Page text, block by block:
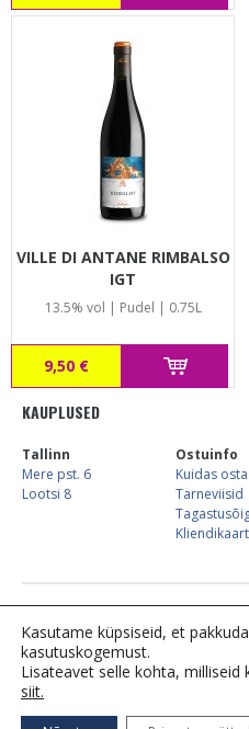
VILLE DI ANTANE RIMBALSO
IGT
13.5% vol | Pudel | 0.75L
9,50 €
KAUPLUSED
Tallinn
Mere pst. 6
Lootsi 8
Ostuinfo
Kuidas osta
Tarneviisid
Kliendikaart
E-kaupluse info: Tel. 683 7744,
kahjustada teie
Kasutame küpsiseid, et
kasutuskogemust.
Lisateavet selle kohta, milliseid
siit.